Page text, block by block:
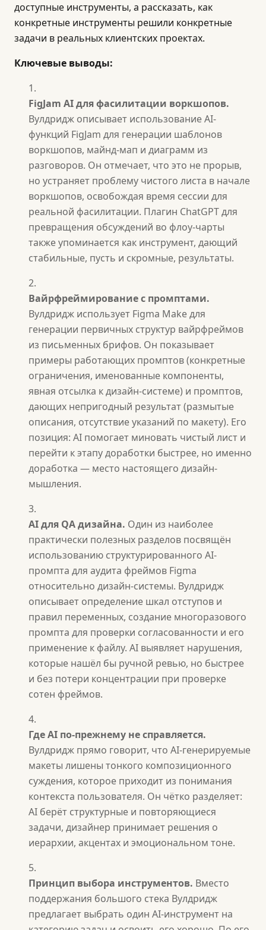
доступные инструменты, а рассказать, как
конкретные инструменты решили конкретные
задачи в реальных клиентских проектах.
Ключевые выводы:
FigJam AI для фасилитации воркшопов.
Вулдридж описывает использование AI-
функций FigJam для генерации шаблонов
воркшопов, майнд-мап и диаграмм из
разговоров. Он отмечает, что это не прорыв,
но устраняет проблему чистого листа в начале
воркшопов, освобождая время сессии для
реальной фасилитации. Плагин ChatGPT для
превращения обсуждений во флоу-чарты
также упоминается как инструмент, дающий
стабильные, пусть и скромные, результаты.
Вайрфреймирование с промптами.
Вулдридж использует Figma Make для
генерации первичных структур вайрфреймов
из письменных брифов. Он показывает
примеры работающих промптов (конкретные
ограничения, именованные компоненты,
явная отсылка к дизайн-системе) и промптов,
дающих непригодный результат (размытые
описания, отсутствие указаний по макету). Его
позиция: AI помогает миновать чистый лист и
перейти к этапу доработки быстрее, но именно
доработка — место настоящего дизайн-
мышления.
AI для QA дизайна. Один из наиболее
практически полезных разделов посвящён
использованию структурированного AI-
промпта для аудита фреймов Figma
относительно дизайн-системы. Вулдридж
описывает определение шкал отступов и
правил переменных, создание многоразового
промпта для проверки согласованности и его
применение к файлу. AI выявляет нарушения,
которые нашёл бы ручной ревью, но быстрее
и без потери концентрации при проверке
сотен фреймов.
Где AI по-прежнему не справляется.
Вулдридж прямо говорит, что AI-генерируемые
макеты лишены тонкого композиционного
суждения, которое приходит из понимания
контекста пользователя. Он чётко разделяет:
AI берёт структурные и повторяющиеся
задачи, дизайнер принимает решения о
иерархии, акцентах и эмоциональном тоне.
Принцип выбора инструментов. Вместо
поддержания большого стека Вулдридж
предлагает выбрать один AI-инструмент на